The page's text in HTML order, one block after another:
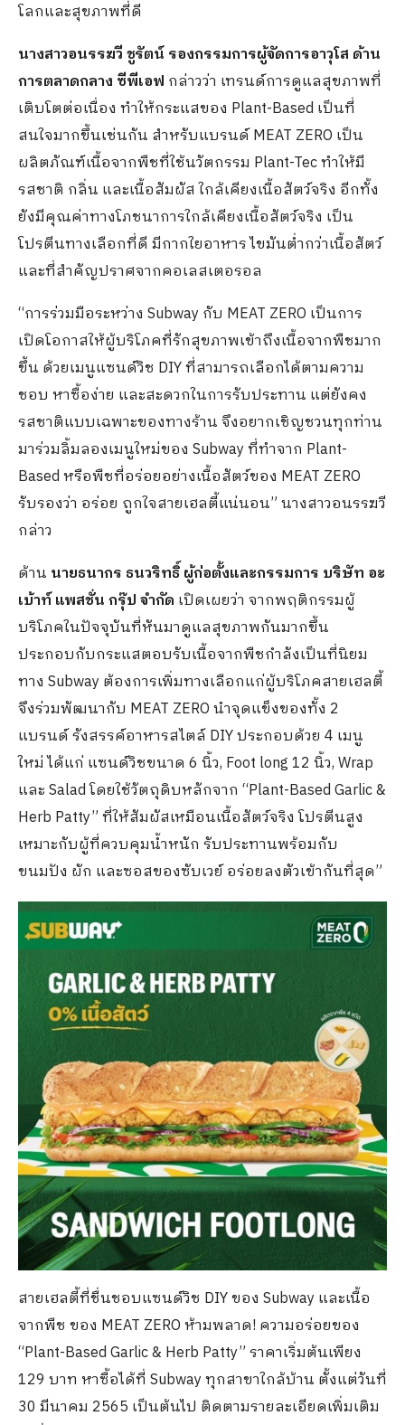
โลกและสุขภาพที่ดี
นางสาวอนรรฆวี ชูรัตน์ รองกรรมการผู้จัดการอาวุโส ด้าน
การตลาดกลาง ซีพีเอฟ กล่าวว่า เทรนด์การดูแลสุขภาพที่
เติบโตต่อเนื่อง ทำให้กระแสของ Plant-Based เป็นที่
สนใจมากขึ้นเช่นกัน สำหรับแบรนด์ MEAT ZERO เป็น
ผลิตภัณฑ์เนื้อจากพืชที่ใช้นวัตกรรม Plant-Tec ทำให้มี
รสชาติ กลิ่น และเนื้อสัมผัส ใกล้เคียงเนื้อสัตว์จริง อีกทั้ง
ยังมีคุณค่าทางโภชนาการใกล้เคียงเนื้อสัตว์จริง เป็น
โปรตีนทางเลือกที่ดี มีกากใยอาหาร ไขมันต่ำกว่าเนื้อสัตว์
และที่สำคัญปราศจากคอเลสเตอรอล
“การร่วมมือระหว่าง Subway กับ MEAT ZERO เป็นการ
เปิดโอกาสให้ผู้บริโภคที่รักสุขภาพเข้าถึงเนื้อจากพืชมาก
ขึ้น ด้วยเมนูแซนด์วิช DIY ที่สามารถเลือกได้ตามความ
ชอบ หาซื้อง่าย และสะดวกในการรับประทาน แต่ยังคง
รสชาติแบบเฉพาะของทางร้าน จึงอยากเชิญชวนทุกท่าน
มาร่วมลิ้มลองเมนูใหม่ของ Subway ที่ทำจาก Plant-
Based หรือพืชที่อร่อยอย่างเนื้อสัตว์ของ MEAT ZERO
รับรองว่า อร่อย ถูกใจสายเฮลตี้แน่นอน” นางสาวอนรรฆวี
กล่าว
ด้าน นายธนากร ธนวริทธิ์ ผู้ก่อตั้งและกรรมการ บริษัท อะ
เบ้าท์ แพสชั่น กรุ๊ป จำกัด เปิดเผยว่า จากพฤติกรรมผู้
บริโภคในปัจจุบันที่หันมาดูแลสุขภาพกันมากขึ้น
ประกอบกับกระแสตอบรับเนื้อจากพืชกำลังเป็นที่นิยม
ทาง Subway ต้องการเพิ่มทางเลือกแก่ผู้บริโภคสายเฮลตี้
จึงร่วมพัฒนากับ MEAT ZERO นำจุดแข็งของทั้ง 2
แบรนด์ รังสรรค์อาหารสไตล์ DIY ประกอบด้วย 4 เมนู
ใหม่ ได้แก่ แซนด์วิชขนาด 6 นิ้ว, Foot long 12 นิ้ว, Wrap
และ Salad โดยใช้วัตถุดิบหลักจาก “Plant-Based Garlic &
Herb Patty” ที่ให้สัมผัสเหมือนเนื้อสัตว์จริง โปรตีนสูง
เหมาะกับผู้ที่ควบคุมน้ำหนัก รับประทานพร้อมกับ
ขนมปัง ผัก และซอสของซับเวย์ อร่อยลงตัวเข้ากันที่สุด”
สายเฮลตี้ที่ชื่นชอบแซนด์วิช DIY ของ Subway และเนื้อ
จากพืช ของ MEAT ZERO ห้ามพลาด! ความอร่อยของ
“Plant-Based Garlic & Herb Patty” ราคาเริ่มต้นเพียง
129 บาท หาซื้อได้ที่ Subway ทุกสาขาใกล้บ้าน ตั้งแต่วันที่
30 มีนาคม 2565 เป็นต้นไป ติดตามรายละเอียดเพิ่มเติม